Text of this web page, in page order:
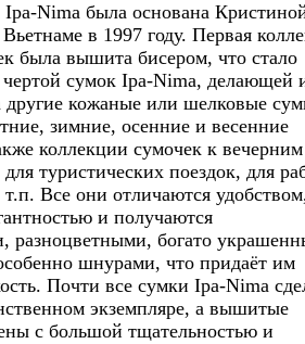
Ipa-Nima была основана
в 1997 году. Первая
была вышита бисером, что стало
чертой сумок Ipa-Nima, делающей
кожаные или шелковые
зимние, осенние и весенние
коллекции сумочек к вечерним
туристических поездок, для
Все они отличаются
и получаются
разноцветными, богато
шнурами, что придаёт им
Почти все сумки Ipa-Nima
экземпляре, а вышитые
с большой тщательностью и